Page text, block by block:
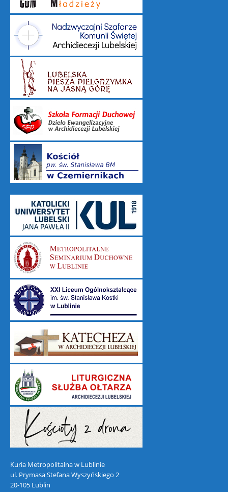
Kuria Metropolitalna w Lublinie
ul. Prymasa Stefana Wyszyńskiego 2
20-105 Lublin